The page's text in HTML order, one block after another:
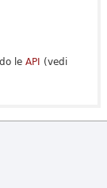
le API (vedi